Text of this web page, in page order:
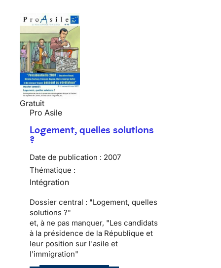
Gratuit
Pro Asile
Logement, quelles solutions
?
Date de publication : 2007
Thématique :
Intégration
Dossier central : "Logement, quelles
solutions ?"
et, à ne pas manquer, "Les candidats
à la présidence de la République et
leur position sur l'asile et
l'immigration"